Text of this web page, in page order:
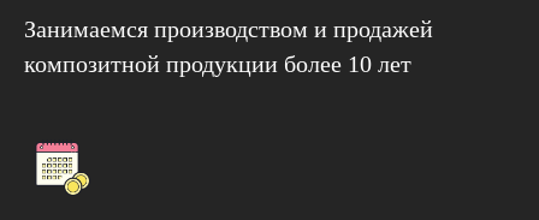
Занимаемся производством и продажей
композитной продукции более 10 лет